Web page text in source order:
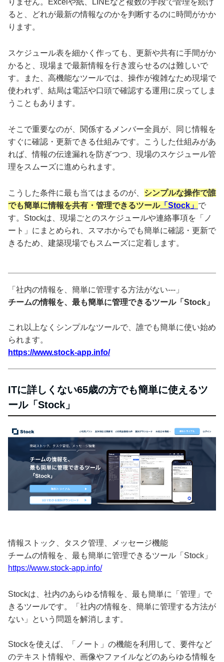
ると、どれが最新の情報なのかを判断するのに時間がかか
ります。
スケジュール表を細かく作っても、更新や共有に手間がか
かると、現場まで最新情報を行き渡らせるのは難しいで
す。また、高機能なツールでは、操作が複雑なため現場で
使われず、結局は電話や口頭で確認する運用に戻ってしま
うこともあります。
そこで重要なのが、関係するメンバー全員が、同じ情報を
すぐに確認・更新できる仕組みです。こうした仕組みがあ
れば、情報の伝達漏れを防ぎつつ、現場のスケジュール管
理をスムーズに進められます。
こうした条件に最も当てはまるのが、 シンプルな操作で誰
でも簡単に情報を共有・管理できるツール「Stock」 で
す。Stockは、現場ごとのスケジュールや連絡事項を「ノ
ート」にまとめられ、スマホからでも簡単に確認・更新で
きるため、建築現場でもスムーズに定着します。
「社内の情報を、簡単に管理する方法がない---」
チームの情報を、最も簡単に管理できるツール「Stock」
これ以上なくシンプルなツールで、誰でも簡単に使い始め
られます。
https://www.stock-app.info/
ITに詳しくない65歳の方でも簡単に使えるツ
ール「Stock」
情報ストック、タスク管理、メッセージ機能
チームの情報を、最も簡単に管理できるツール「Stock」
https://www.stock-app.info/
Stockは、社内のあらゆる情報を、最も簡単に「管理」で
きるツールです。「社内の情報を、簡単に管理する方法が
ない」という問題を解消します。
Stockを使えば、「ノート」の機能を利用して、要件など
のテキスト情報や、画像やファイルなどのあらゆる情報を